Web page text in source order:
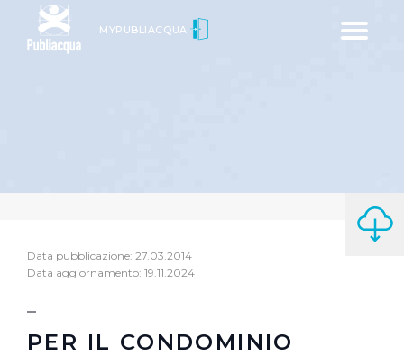
Toggle
MYPUBLIACQUA
Data pubblicazione: 27.03.2014
Data aggiornamento: 19.11.2024
PER IL CONDOMINIO